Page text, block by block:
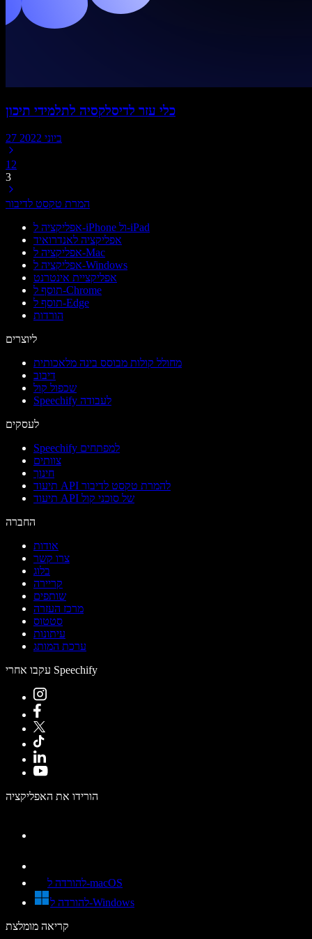
כלי עזר לדיסלקסיה לתלמידי תיכון
27 ביוני 2022
1 2
3
המרת טקסט לדיבור
אפליקציה ל-iPhone ול-iPad
אפליקציה לאנדרואיד
אפליקציה ל-Mac
אפליקציה ל-Windows
אפליקציית אינטרנט
תוסף ל-Chrome
תוסף ל-Edge
הורדות
ליוצרים
מחולל קולות מבוסס בינה מלאכותית
דיבוב
שכפול קול
Speechify לעבודה
לעסקים
Speechify למפתחים
צוותים
חינוך
תיעוד API להמרת טקסט לדיבור
תיעוד API של סוכני קול
החברה
אודות
צרו קשר
בלוג
קריירה
שותפים
מרכז העזרה
סטטוס
עיתונות
ערכת המותג
עקבו אחרי Speechify
הורידו את האפליקציה
להורדה ל-macOS
להורדה ל-Windows
קריאה מומלצת